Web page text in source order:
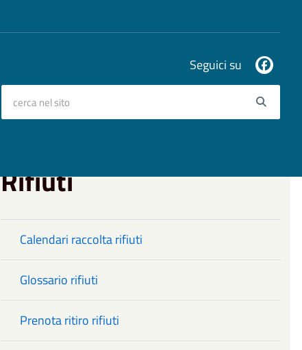
Seguici su
Rifiuti
Calendari raccolta rifiuti
Glossario rifiuti
Prenota ritiro rifiuti